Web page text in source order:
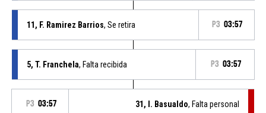
11, F. Ramirez Barrios, Se retira P3 03:57
5, T. Franchela, Falta recibida P3 03:57
P3 03:57 31, I. Basualdo, Falta personal